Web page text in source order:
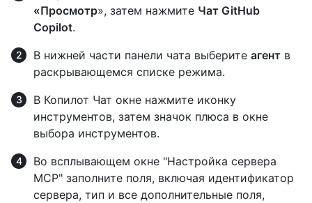
«Просмотр», затем нажмите Чат GitHub
Copilot.
В нижней части панели чата выберите агент в
раскрывающемся списке режима.
В Копилот Чат окне нажмите иконку
инструментов, затем значок плюса в окне
выбора инструментов.
Во всплывающем окне "Настройка сервера
MCP" заполните поля, включая идентификатор
сервера, тип и все дополнительные поля,